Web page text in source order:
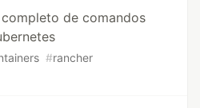
de comandos
#rancher